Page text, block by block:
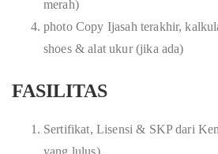
merah)
photo Copy Ijasah terakhir,
shoes & alat ukur (jika ada)
FASILITAS
Sertifikat, Lisensi & SKP dari
yang lulus).